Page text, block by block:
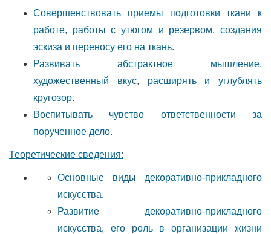
Совершенствовать приемы подготовки ткани к
работе, работы с утюгом и резервом, создания
эскиза и переносу его на ткань.
Развивать абстрактное мышление,
художественный вкус, расширять и углублять
кругозор.
Воспитывать чувство ответственности за
порученное дело.
Теоретические сведения:
Основные виды декоративно-прикладного
искусства.
Развитие декоративно-прикладного
искусства, его роль в организации жизни